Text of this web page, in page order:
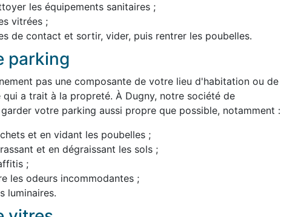
les équipements sanitaires ;
vitrées ;
de contact et sortir, vider, puis rentrer les poubelles.
parking
pas une composante de votre lieu d'habitation ou de
a trait à la propreté. À Dugny, notre société de
votre parking aussi propre que possible, notamment :
et en vidant les poubelles ;
et en dégraissant les sols ;
;
les odeurs incommodantes ;
luminaires.